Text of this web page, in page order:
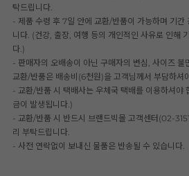
탁드립니다.
- 제품 수령 후 7일 안에 교환/반품이 가능하며 기간
니다. (건강, 출장, 여행 등의 개인적인 사유로 인해
다.)
- 판매자의 오배송이 아닌 구매자의 변심, 사이즈 불
교환/반품은 배송비(6천원)을 고객님께서 부담하셔
- 교환/반품 시 택배사는 우체국 택배를 이용하셔야
금이 발생됩니다.)
- 교환/반품 시 반드시 브랜드빅몰 고객센터(02-
리 부탁드립니다.
- 사전 연락없이 보내신 물품은 반송될 수 있습니다.